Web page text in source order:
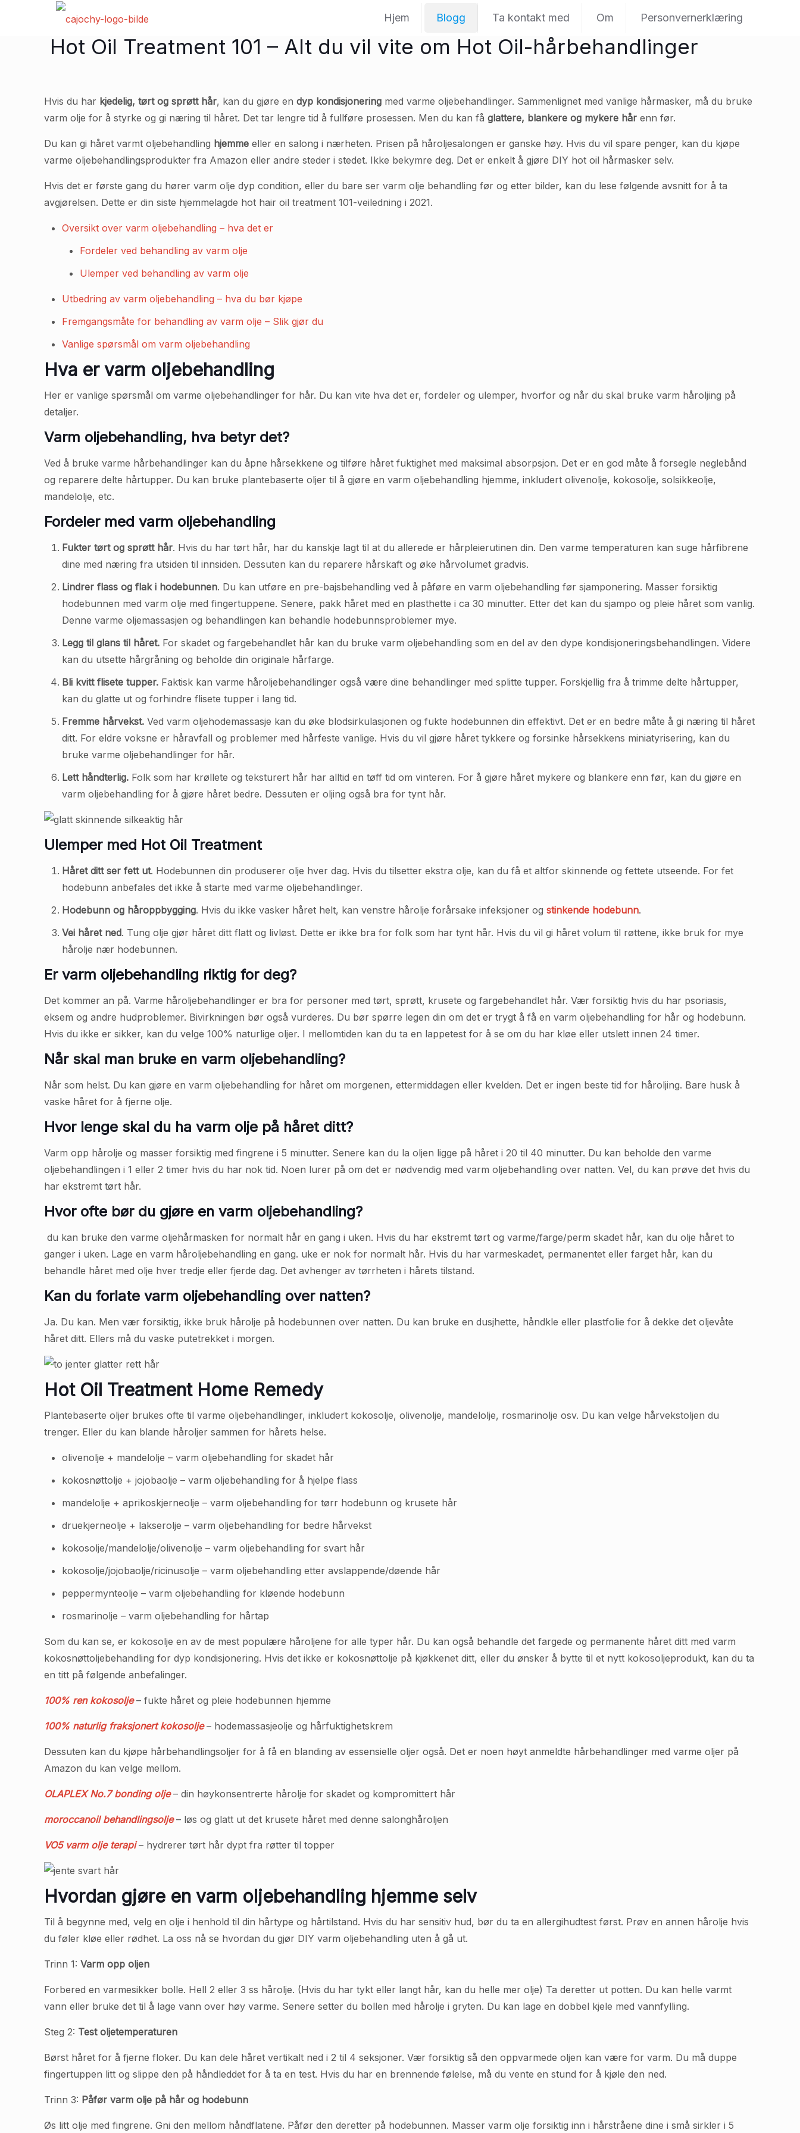
Hjem Blogg Ta kontakt med Om Personvernerklæring
Hot Oil Treatment 101 – Alt du vil vite om Hot Oil-hårbehandlinger
Hvis du har kjedelig, tørt og sprøtt hår, kan du gjøre en dyp kondisjonering med varme oljebehandlinger. Sammenlignet med vanlige hårmasker, må du bruke
varm olje for å styrke og gi næring til håret. Det tar lengre tid å fullføre prosessen. Men du kan få glattere, blankere og mykere hår enn før.
Du kan gi håret varmt oljebehandling hjemme eller en salong i nærheten. Prisen på håroljesalongen er ganske høy. Hvis du vil spare penger, kan du kjøpe
varme oljebehandlingsprodukter fra Amazon eller andre steder i stedet. Ikke bekymre deg. Det er enkelt å gjøre DIY hot oil hårmasker selv.
Hvis det er første gang du hører varm olje dyp condition, eller du bare ser varm olje behandling før og etter bilder, kan du lese følgende avsnitt for å ta
avgjørelsen. Dette er din siste hjemmelagde hot hair oil treatment 101-veiledning i 2021.
Oversikt over varm oljebehandling – hva det er
Fordeler ved behandling av varm olje
Ulemper ved behandling av varm olje
Utbedring av varm oljebehandling – hva du bør kjøpe
Fremgangsmåte for behandling av varm olje – Slik gjør du
Vanlige spørsmål om varm oljebehandling
Hva er varm oljebehandling
Her er vanlige spørsmål om varme oljebehandlinger for hår. Du kan vite hva det er, fordeler og ulemper, hvorfor og når du skal bruke varm håroljing på
detaljer.
Varm oljebehandling, hva betyr det?
Ved å bruke varme hårbehandlinger kan du åpne hårsekkene og tilføre håret fuktighet med maksimal absorpsjon. Det er en god måte å forsegle neglebånd
og reparere delte hårtupper. Du kan bruke plantebaserte oljer til å gjøre en varm oljebehandling hjemme, inkludert olivenolje, kokosolje, solsikkeolje,
mandelolje, etc.
Fordeler med varm oljebehandling
Fukter tørt og sprøtt hår. Hvis du har tørt hår, har du kanskje lagt til at du allerede er hårpleierutinen din. Den varme temperaturen kan suge hårfibrene
dine med næring fra utsiden til innsiden. Dessuten kan du reparere hårskaft og øke hårvolumet gradvis.
Lindrer flass og flak i hodebunnen. Du kan utføre en pre-bajsbehandling ved å påføre en varm oljebehandling før sjamponering. Masser forsiktig
hodebunnen med varm olje med fingertuppene. Senere, pakk håret med en plasthette i ca 30 minutter. Etter det kan du sjampo og pleie håret som vanlig.
Denne varme oljemassasjen og behandlingen kan behandle hodebunnsproblemer mye.
Legg til glans til håret. For skadet og fargebehandlet hår kan du bruke varm oljebehandling som en del av den dype kondisjoneringsbehandlingen. Videre
kan du utsette hårgråning og beholde din originale hårfarge.
Bli kvitt flisete tupper. Faktisk kan varme håroljebehandlinger også være dine behandlinger med splitte tupper. Forskjellig fra å trimme delte hårtupper,
kan du glatte ut og forhindre flisete tupper i lang tid.
Fremme hårvekst. Ved varm oljehodemassasje kan du øke blodsirkulasjonen og fukte hodebunnen din effektivt. Det er en bedre måte å gi næring til håret
ditt. For eldre voksne er håravfall og problemer med hårfeste vanlige. Hvis du vil gjøre håret tykkere og forsinke hårsekkens miniatyrisering, kan du
bruke varme oljebehandlinger for hår.
Lett håndterlig. Folk som har krøllete og teksturert hår har alltid en tøff tid om vinteren. For å gjøre håret mykere og blankere enn før, kan du gjøre en
varm oljebehandling for å gjøre håret bedre. Dessuten er oljing også bra for tynt hår.
Ulemper med Hot Oil Treatment
Håret ditt ser fett ut. Hodebunnen din produserer olje hver dag. Hvis du tilsetter ekstra olje, kan du få et altfor skinnende og fettete utseende. For fet
hodebunn anbefales det ikke å starte med varme oljebehandlinger.
Hodebunn og håroppbygging. Hvis du ikke vasker håret helt, kan venstre hårolje forårsake infeksjoner og stinkende hodebunn.
Vei håret ned. Tung olje gjør håret ditt flatt og livløst. Dette er ikke bra for folk som har tynt hår. Hvis du vil gi håret volum til røttene, ikke bruk for mye
hårolje nær hodebunnen.
Er varm oljebehandling riktig for deg?
Det kommer an på. Varme håroljebehandlinger er bra for personer med tørt, sprøtt, krusete og fargebehandlet hår. Vær forsiktig hvis du har psoriasis,
eksem og andre hudproblemer. Bivirkningen bør også vurderes. Du bør spørre legen din om det er trygt å få en varm oljebehandling for hår og hodebunn.
Hvis du ikke er sikker, kan du velge 100% naturlige oljer. I mellomtiden kan du ta en lappetest for å se om du har kløe eller utslett innen 24 timer.
Når skal man bruke en varm oljebehandling?
Når som helst. Du kan gjøre en varm oljebehandling for håret om morgenen, ettermiddagen eller kvelden. Det er ingen beste tid for håroljing. Bare husk å
vaske håret for å fjerne olje.
Hvor lenge skal du ha varm olje på håret ditt?
Varm opp hårolje og masser forsiktig med fingrene i 5 minutter. Senere kan du la oljen ligge på håret i 20 til 40 minutter. Du kan beholde den varme
oljebehandlingen i 1 eller 2 timer hvis du har nok tid. Noen lurer på om det er nødvendig med varm oljebehandling over natten. Vel, du kan prøve det hvis du
har ekstremt tørt hår.
Hvor ofte bør du gjøre en varm oljebehandling?
du kan bruke den varme oljehårmasken for normalt hår en gang i uken. Hvis du har ekstremt tørt og varme/farge/perm skadet hår, kan du olje håret to
ganger i uken. Lage en varm håroljebehandling en gang. uke er nok for normalt hår. Hvis du har varmeskadet, permanentet eller farget hår, kan du
behandle håret med olje hver tredje eller fjerde dag. Det avhenger av tørrheten i hårets tilstand.
Kan du forlate varm oljebehandling over natten?
Ja. Du kan. Men vær forsiktig, ikke bruk hårolje på hodebunnen over natten. Du kan bruke en dusjhette, håndkle eller plastfolie for å dekke det oljevåte
håret ditt. Ellers må du vaske putetrekket i morgen.
Hot Oil Treatment Home Remedy
Plantebaserte oljer brukes ofte til varme oljebehandlinger, inkludert kokosolje, olivenolje, mandelolje, rosmarinolje osv. Du kan velge hårvekstoljen du
trenger. Eller du kan blande håroljer sammen for hårets helse.
olivenolje + mandelolje – varm oljebehandling for skadet hår
kokosnøttolje + jojobaolje – varm oljebehandling for å hjelpe flass
mandelolje + aprikoskjerneolje – varm oljebehandling for tørr hodebunn og krusete hår
druekjerneolje + lakserolje – varm oljebehandling for bedre hårvekst
kokosolje/mandelolje/olivenolje – varm oljebehandling for svart hår
kokosolje/jojobaolje/ricinusolje – varm oljebehandling etter avslappende/døende hår
peppermynteolje – varm oljebehandling for kløende hodebunn
rosmarinolje – varm oljebehandling for hårtap
Som du kan se, er kokosolje en av de mest populære håroljene for alle typer hår. Du kan også behandle det fargede og permanente håret ditt med varm
kokosnøttoljebehandling for dyp kondisjonering. Hvis det ikke er kokosnøttolje på kjøkkenet ditt, eller du ønsker å bytte til et nytt kokosoljeprodukt, kan du ta
en titt på følgende anbefalinger.
100% ren kokosolje– fukte håret og pleie hodebunnen hjemme
100% naturlig fraksjonert kokosolje– hodemassasjeolje og hårfuktighetskrem
Dessuten kan du kjøpe hårbehandlingsoljer for å få en blanding av essensielle oljer også. Det er noen høyt anmeldte hårbehandlinger med varme oljer på
Amazon du kan velge mellom.
OLAPLEX No.7 bonding olje– din høykonsentrerte hårolje for skadet og kompromittert hår
moroccanoil behandlingsolje– løs og glatt ut det krusete håret med denne salonghåroljen
VO5 varm olje terapi– hydrerer tørt hår dypt fra røtter til topper
Hvordan gjøre en varm oljebehandling hjemme selv
Til å begynne med, velg en olje i henhold til din hårtype og hårtilstand. Hvis du har sensitiv hud, bør du ta en allergihudtest først. Prøv en annen hårolje hvis
du føler kløe eller rødhet. La oss nå se hvordan du gjør DIY varm oljebehandling uten å gå ut.
Trinn 1: Varm opp oljen
Forbered en varmesikker bolle. Hell 2 eller 3 ss hårolje. (Hvis du har tykt eller langt hår, kan du helle mer olje) Ta deretter ut potten. Du kan helle varmt
vann eller bruke det til å lage vann over høy varme. Senere setter du bollen med hårolje i gryten. Du kan lage en dobbel kjele med vannfylling.
Steg 2: Test oljetemperaturen
Børst håret for å fjerne floker. Du kan dele håret vertikalt ned i 2 til 4 seksjoner. Vær forsiktig så den oppvarmede oljen kan være for varm. Du må duppe
fingertuppen litt og slippe den på håndleddet for å ta en test. Hvis du har en brennende følelse, må du vente en stund for å kjøle den ned.
Trinn 3: Påfør varm olje på hår og hodebunn
Øs litt olje med fingrene. Gni den mellom håndflatene. Påfør den deretter på hodebunnen. Masser varm olje forsiktig inn i hårstråene dine i små sirkler i 5